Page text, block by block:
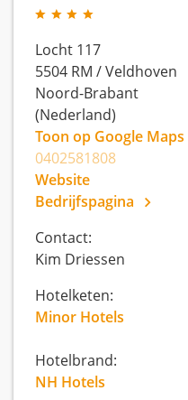
Locht 117
5504 RM /Veldhoven
Noord-Brabant
(Nederland)
Toon op Google Maps
0402581808
Website
Bedrijfspagina
Contact:
Kim Driessen
Hotelketen:
Minor Hotels
Hotelbrand:
NH Hotels